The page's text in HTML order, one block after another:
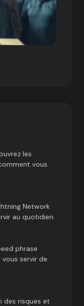
Ines Aissani
03/10/2024
les
vous
Network
au quotidien.
phrase
servir de
des risques et